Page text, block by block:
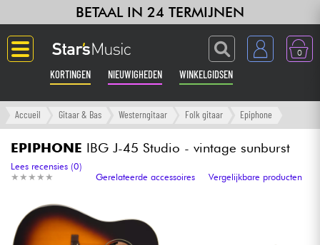
BETAAL IN 24 TERMIJNEN
0
KORTINGEN NIEUWIGHEDEN WINKELGIDSEN
Langue
Gitaar & Bas
Versterker & Effecten
Toetsenbord & Piano
Accueil Gitaar & Bas Westerngitaar Folk gitaar Epiphone
EPIPHONE IBG J-45 Studio - vintage sunburst
★ ★ ★ ★ ★
★ ★ ★ ★ ★
Lees recensies (0)
Gerelateerde accessoires
Vergelijkbare producten